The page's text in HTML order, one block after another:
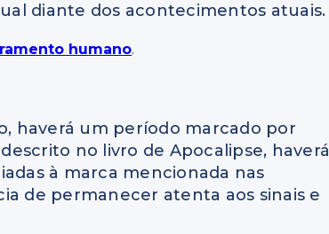
diante dos acontecimentos atuais.
humano.
haverá um período marcado por
no livro de Apocalipse, haverá
à marca mencionada nas
de permanecer atenta aos sinais e